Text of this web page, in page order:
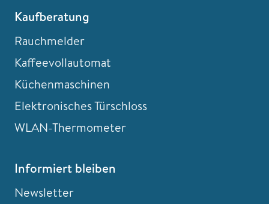
Kaufberatung
Rauchmelder
Kaffeevollautomat
Küchenmaschinen
Elektronisches Türschloss
WLAN-Thermometer
Informiert bleiben
Newsletter